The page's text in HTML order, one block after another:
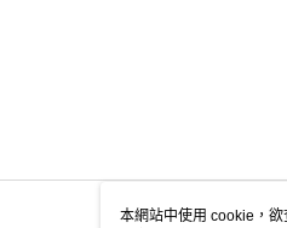
本網站中使用 cookie，